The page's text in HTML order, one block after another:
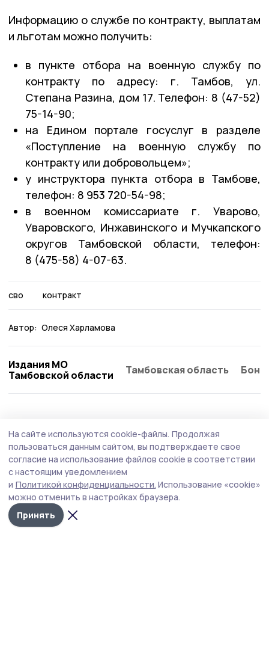
Информацию о службе по контракту, выплатам
и льготам можно получить:
в пункте отбора на военную службу по
контракту по адресу: г. Тамбов, ул.
Степана Разина, дом 17. Телефон: 8 (47-52)
75-14-90;
на Едином портале госуслуг в разделе
«Поступление на военную службу по
контракту или добровольцем»;
у инструктора пункта отбора в Тамбове,
телефон: 8 953 720-54-98;
в военном комиссариате г. Уварово,
Уваровского, Инжавинского и Мучкапского
округов Тамбовской области, телефон:
8 (475-58) 4-07-63.
сво контракт
Автор: Олеся Харламова
Издания МО
Тамбовской области
Тамбовская область
«Защита для ребенка» — новая подписка
«Ростелекома» позаботится о
кибербезопасности подрастающего
поколения
На сайте используются cookie-файлы. Продолжая
пользоваться данным сайтом, вы подтверждаете свое
согласие на использование файлов cookie в соответствии
с настоящим уведомлением
и Политикой конфиденциальности. Использование «cookie»
можно отменить в настройках браузера.
Принять